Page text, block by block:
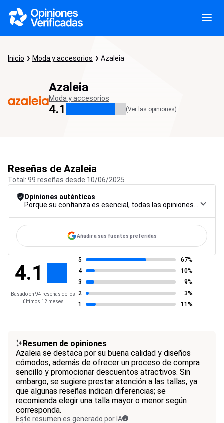
Inicio Moda y accesorios Azaleia
Azaleia
Moda y accesorios
4.1 (Ver las opiniones)
Reseñas de Azaleia
Total: 99 reseñas desde 10/06/2025
Opiniones auténticas
Añadir a sus fuentes preferidas
4.1
Basado en 94 reseñas de los
últimos 12 meses
5
67%
4
10%
3
9%
2
3%
1
11%
Resumen de opiniones
Azaleia se destaca por su buena calidad y diseños
cómodos, además de ofrecer un proceso de compra
sencillo y promocionar descuentos atractivos. Sin
embargo, se sugiere prestar atención a las tallas, ya
que algunas reseñas indican diferencias; se
recomienda elegir una talla mayor o menor según
corresponda.
Este resumen es generado por IA